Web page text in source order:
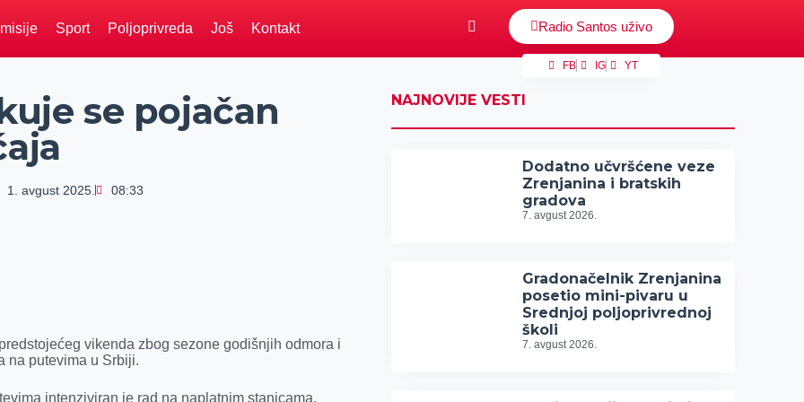
Sport Poljoprivreda Još Kontakt Radio Santos uživo
FB IG YT
se pojačan
1. avgust 2025. 08:33
vikenda zbog sezone godišnjih odmora i
na putevima u Srbiji.
intenziviran je rad na naplatnim stanicama,
NAJNOVIJE VESTI
Dodatno učvršćene veze
Zrenjanina i bratskih
gradova
7. avgust 2026.
Gradonačelnik Zrenjanina
posetio mini-pivaru u
Srednjoj poljoprivrednoj
školi
7. avgust 2026.